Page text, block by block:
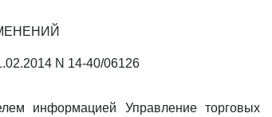
N 14-40/06126
информацией Управление торговых